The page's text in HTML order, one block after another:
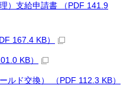
）支給申請書 （PDF 141.9
167.4 KB）
KB）
ルド交換） （PDF 112.3 KB）